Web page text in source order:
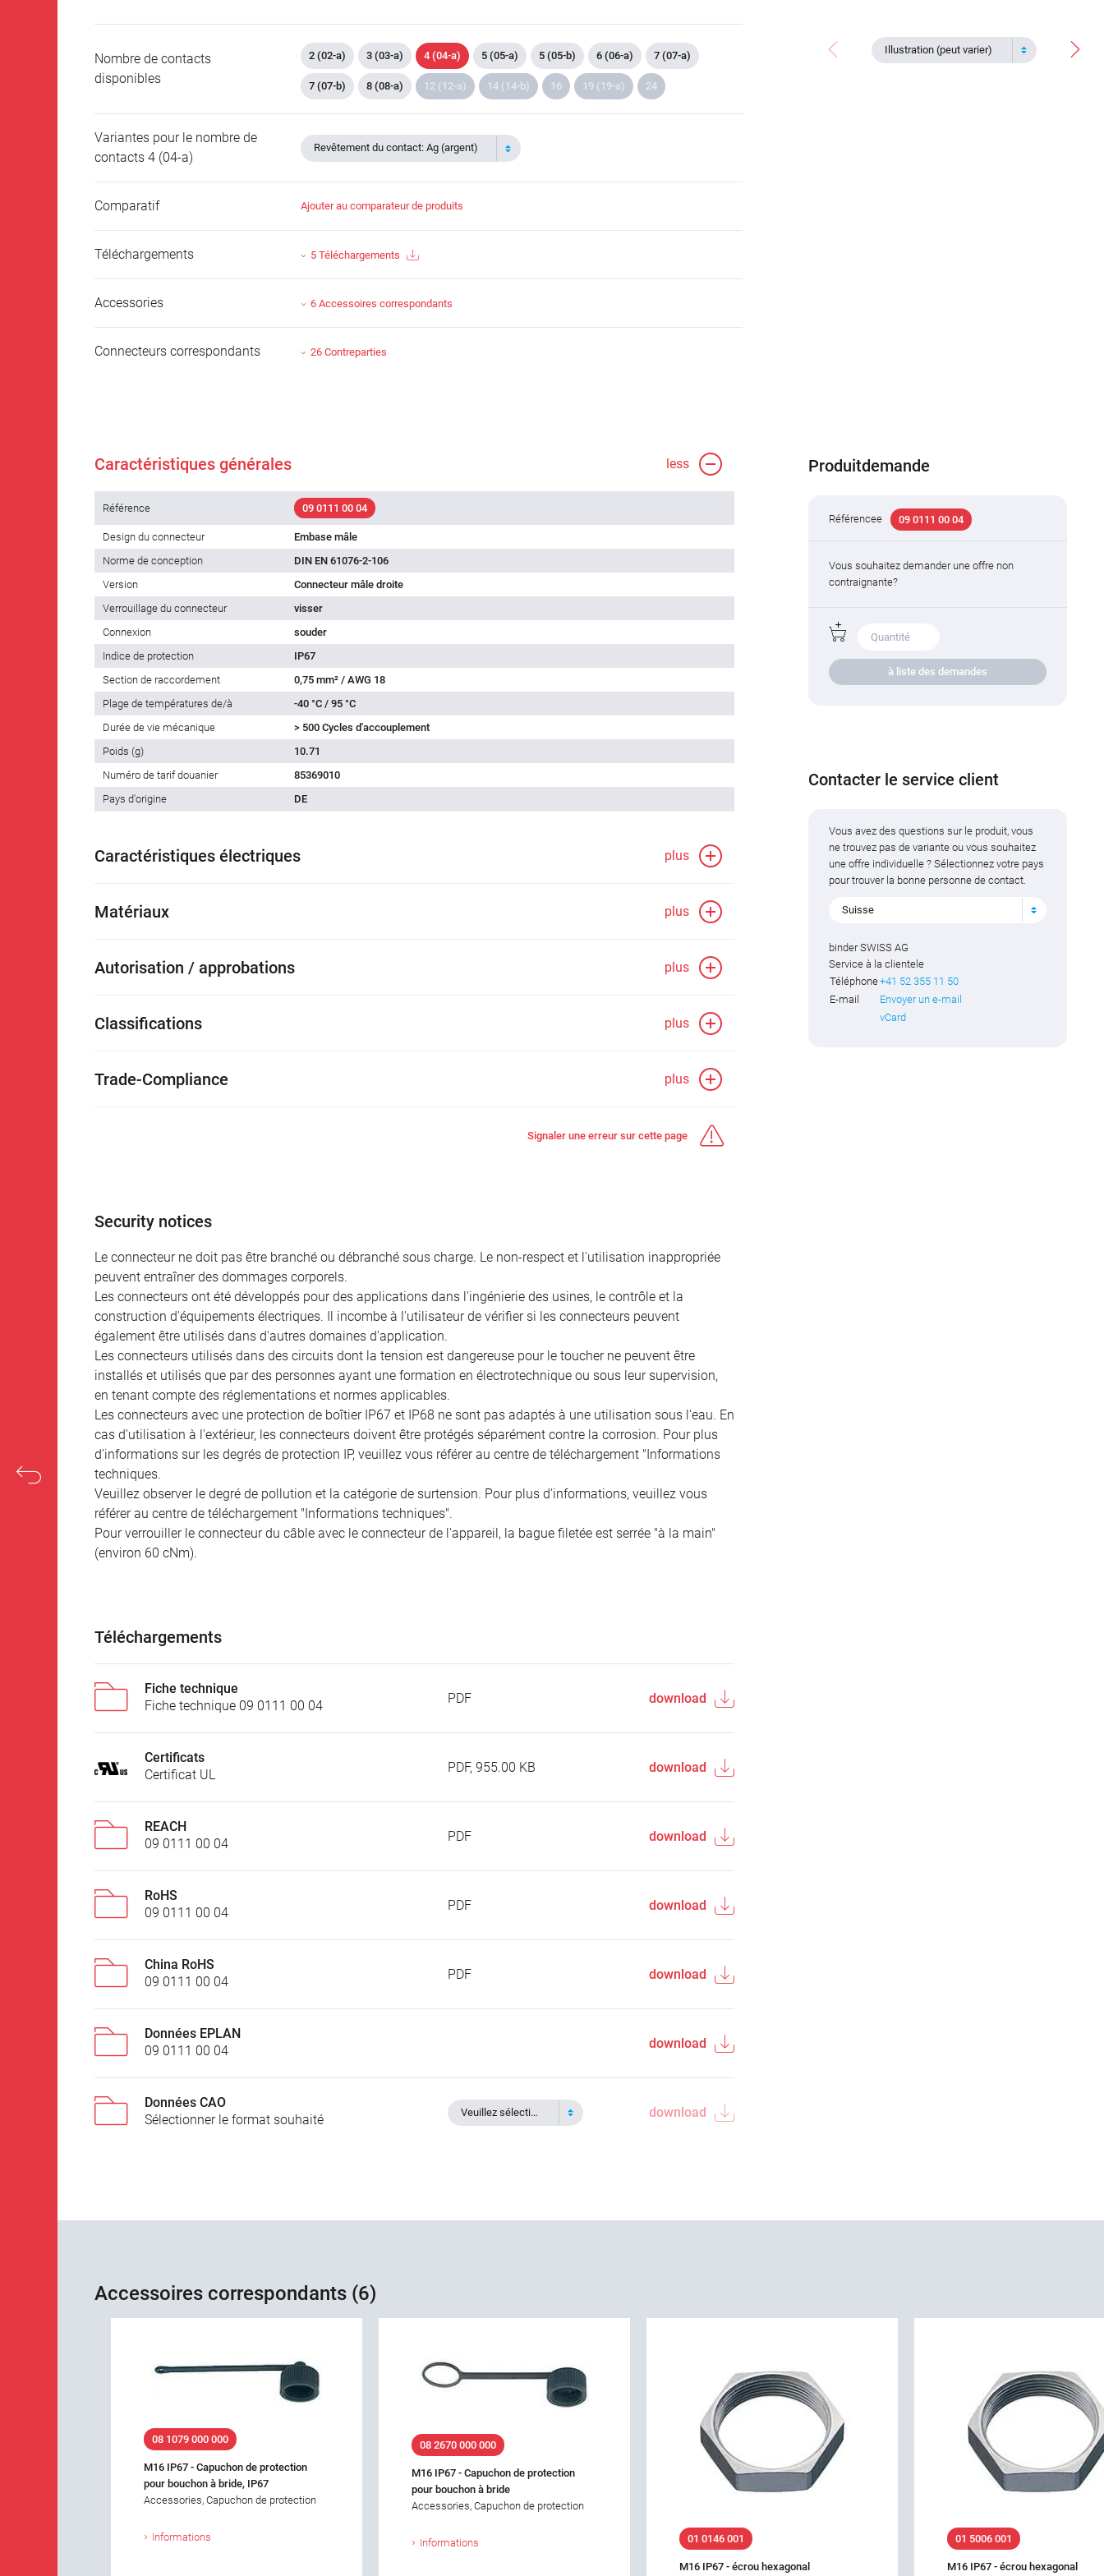
Illustration (peut varier)
Nombre de contacts
disponibles
2 (02-a) 3 (03-a) 4 (04-a) 5 (05-a) 5 (05-b) 6 (06-a) 7 (07-a)
7 (07-b) 8 (08-a) 12 (12-a) 14 (14-b) 16 19 (19-a) 24
Variantes pour le nombre de
contacts 4 (04-a)
Revêtement du contact: Ag (argent)
Comparatif Ajouter au comparateur de produits
Téléchargements 5 Téléchargements
Accessories 6 Accessoires correspondants
Connecteurs correspondants 26 Contreparties
Caractéristiques générales less
Référence 09 0111 00 04
Design du connecteur
Embase mâle
Norme de conception
DIN EN 61076-2-106
Version
Connecteur mâle droite
Verrouillage du connecteur
visser
Connexion
souder
Indice de protection
IP67
Section de raccordement
0,75 mm² / AWG 18
Plage de températures de/à
-40 °C / 95 °C
Durée de vie mécanique
> 500 Cycles d'accouplement
Poids (g)
10.71
Numéro de tarif douanier
85369010
Pays d'origine
DE
Caractéristiques électriques plus
Matériaux plus
Autorisation / approbations plus
Classifications plus
Trade-Compliance plus
Signaler une erreur sur cette page
Security notices
Le connecteur ne doit pas être branché ou débranché sous charge. Le non-respect et l'utilisation inappropriée
peuvent entraîner des dommages corporels.
Les connecteurs ont été développés pour des applications dans l'ingénierie des usines, le contrôle et la
construction d'équipements électriques. Il incombe à l'utilisateur de vérifier si les connecteurs peuvent
également être utilisés dans d'autres domaines d'application.
Les connecteurs utilisés dans des circuits dont la tension est dangereuse pour le toucher ne peuvent être
installés et utilisés que par des personnes ayant une formation en électrotechnique ou sous leur supervision,
en tenant compte des réglementations et normes applicables.
Les connecteurs avec une protection de boîtier IP67 et IP68 ne sont pas adaptés à une utilisation sous l'eau. En
cas d'utilisation à l'extérieur, les connecteurs doivent être protégés séparément contre la corrosion. Pour plus
d'informations sur les degrés de protection IP, veuillez vous référer au centre de téléchargement "Informations
techniques.
Veuillez observer le degré de pollution et la catégorie de surtension. Pour plus d'informations, veuillez vous
référer au centre de téléchargement "Informations techniques".
Pour verrouiller le connecteur du câble avec le connecteur de l'appareil, la bague filetée est serrée "à la main"
(environ 60 cNm).
Téléchargements
Fiche technique
Fiche technique 09 0111 00 04
PDF download
Certificats
Certificat UL
PDF, 955.00 KB download
REACH
09 0111 00 04
PDF download
RoHS
09 0111 00 04
PDF download
China RoHS
09 0111 00 04
PDF download
Données EPLAN
09 0111 00 04
download
Données CAO
Sélectionner le format souhaité
Veuillez sélectionner download
Produitdemande
Référencee 09 0111 00 04
Vous souhaitez demander une offre non
contraignante?
à liste des demandes
Contacter le service client
Vous avez des questions sur le produit, vous
ne trouvez pas de variante ou vous souhaitez
une offre individuelle ? Sélectionnez votre pays
pour trouver la bonne personne de contact.
Suisse
binder SWISS AG
Service à la clientele
Téléphone+41 52 355 11 50
E-mail
Envoyer un e-mail
vCard
Accessoires correspondants (6)
08 1079 000 000
M16 IP67 - Capuchon de protection
pour bouchon à bride, IP67
Accessories, Capuchon de protection
Informations
08 2670 000 000
M16 IP67 - Capuchon de protection
pour bouchon à bride
Accessories, Capuchon de protection
Informations 01 0146 001
M16 IP67 - écrou hexagonal
01 5006 001
M16 IP67 - écrou hexagonal